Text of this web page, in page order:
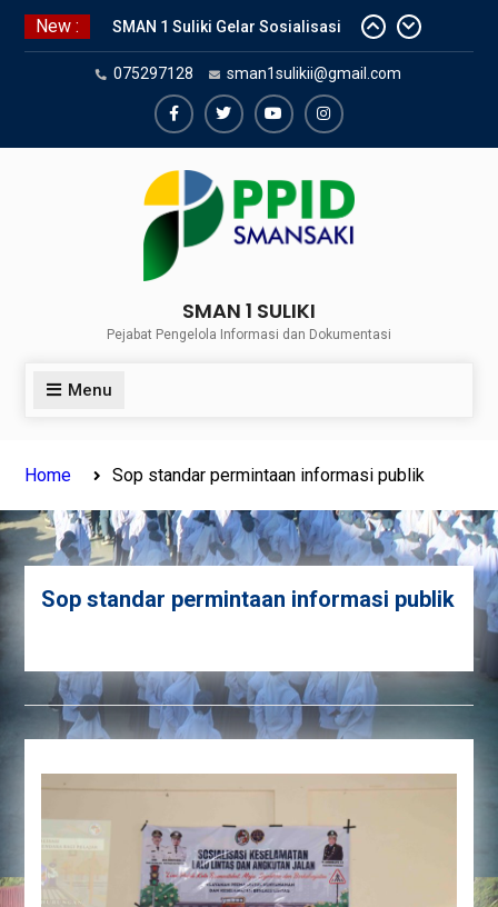
Skip
New :
SMAN 1 Suliki Gelar Sosialisasi
Keselamatan Berlalu Lintas
Bersama Dinas Perhubungan
Lima Puluh Kota
SNBP 2024 – Rekapitulasi
Suliki Tembus PTN
Sosialisasi Narkoba bersama
Kasat Reserve Narkoba Polres 50
075297128 sman1sulikii@gmail.com
FacebookTwiterYoutubeInstagram
SMAN 1 SULIKI
Pejabat Pengelola Informasi dan Dokumentasi
Menu
Home Sop standar permintaan informasi publik
Sop standar permintaan informasi publik